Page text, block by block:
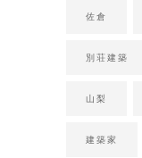
佐倉
別荘建築
山梨
建築家